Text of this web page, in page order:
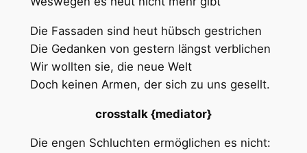
Die Fassaden sind heut hübsch gestrichen
Die Gedanken von gestern längst verblichen
Wir wollten sie, die neue Welt
Doch keinen Armen, der sich zu uns gesellt.
crosstalk {mediator}
Die engen Schluchten ermöglichen es nicht: